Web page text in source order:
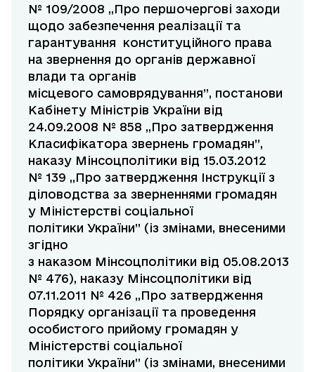
№ 109/2008 „Про першочергові заходи
щодо забезпечення реалізації та
гарантування конституційного права
на звернення до органів державної
влади та органів
місцевого самоврядування”, постанови
Кабінету Міністрів України від
24.09.2008 № 858 „Про затвердження
Класифікатора звернень громадян”,
наказу Мінсоцполітики від 15.03.2012
№ 139 „Про затвердження Інструкції з
діловодства за зверненнями громадян
у Міністерстві соціальної
політики України” (із змінами, внесеними
згідно
з наказом Мінсоцполітики від 05.08.2013
№ 476), наказу Мінсоцполітики від
07.11.2011 № 426 „Про затвердження
Порядку організації та проведення
особистого прийому громадян у
Міністерстві соціальної
політики України” (із змінами, внесеними